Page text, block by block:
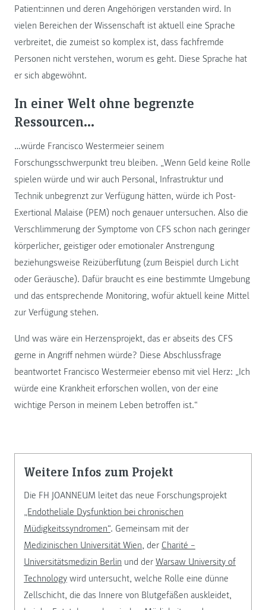
Patient:innen und deren Angehörigen verstanden wird. In
vielen Bereichen der Wissenschaft ist aktuell eine Sprache
verbreitet, die zumeist so komplex ist, dass fachfremde
Personen nicht verstehen, worum es geht. Diese Sprache hat
er sich abgewöhnt.
In einer Welt ohne begrenzte
Ressourcen…
…würde Francisco Westermeier seinem
Forschungsschwerpunkt treu bleiben. „Wenn Geld keine Rolle
spielen würde und wir auch Personal, Infrastruktur und
Technik unbegrenzt zur Verfügung hätten, würde ich Post-
Exertional Malaise (PEM) noch genauer untersuchen. Also die
Verschlimmerung der Symptome von CFS schon nach geringer
körperlicher, geistiger oder emotionaler Anstrengung
beziehungsweise Reizüberflutung (zum Beispiel durch Licht
oder Geräusche). Dafür braucht es eine bestimmte Umgebung
und das entsprechende Monitoring, wofür aktuell keine Mittel
zur Verfügung stehen.
Und was wäre ein Herzensprojekt, das er abseits des CFS
gerne in Angriff nehmen würde? Diese Abschlussfrage
beantwortet Francisco Westermeier ebenso mit viel Herz: „Ich
würde eine Krankheit erforschen wollen, von der eine
wichtige Person in meinem Leben betroffen ist.“
Weitere Infos zum Projekt
Die FH JOANNEUM leitet das neue Forschungsprojekt
„Endotheliale Dysfunktion bei chronischen
Müdigkeitssyndromen“. Gemeinsam mit der
Medizinischen Universität Wien, der Charité –
Universitätsmedizin Berlin und der Warsaw University of
Technology wird untersucht, welche Rolle eine dünne
Zellschicht, die das Innere von Blutgefäßen auskleidet,